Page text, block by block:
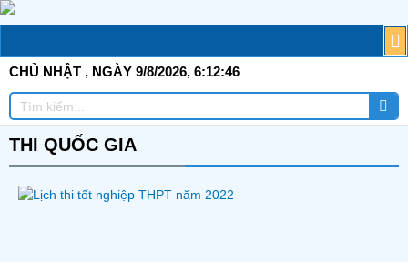
Skip
to
CHỦ NHẬT , NGÀY 9/8/2026, 6:12:46
Tìm
kiếm
THI QUỐC GIA